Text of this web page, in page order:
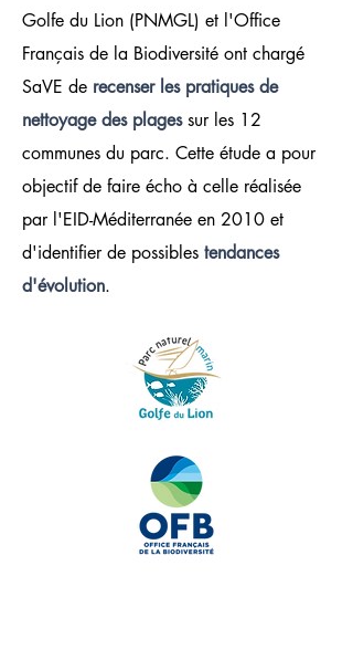
Golfe du Lion (PNMGL) et l'Office
Français de la Biodiversité ont chargé
SaVE de recenser les pratiques de
nettoyage des plagessur les 12
communes du parc. Cette étude a pour
objectif de faire écho à celle réalisée
par l'EID-Méditerranée en 2010 et
d'identifier de possibles tendances
d'évolution.